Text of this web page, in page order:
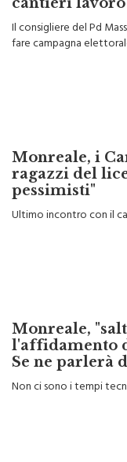
cantieri lavoro
Il consigliere del Pd
fare campagna
Monreale, i
ragazzi del
pessimisti"
Ultimo incontro con il
Monreale,
l'affidamento
Se ne parlerà
Non ci sono i tempi